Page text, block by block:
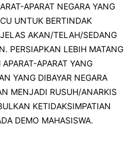
APARAT NEGARA YANG
UNTUK BERTINDAK
AKAN/TELAH/SEDANG
PERSIAPKAN LEBIH MATANG
APARAT YANG
YANG DIBAYAR NEGARA
MENJADI RUSUH/ANARKIS
KETIDAKSIMPATIAN
DEMO MAHASISWA.